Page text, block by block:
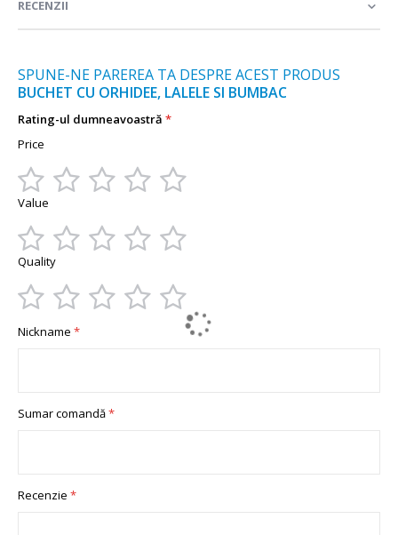
RECENZII
SPUNE-NE PAREREA TA DESPRE ACEST PRODUS
BUCHET CU ORHIDEE, LALELE SI BUMBAC
Rating-ul dumneavoastră
Price
1
2
3
4
5
Value
1
2
3
4
5
Quality
star
stars
stars
stars
stars
Nickname
Sumar comandă
Recenzie